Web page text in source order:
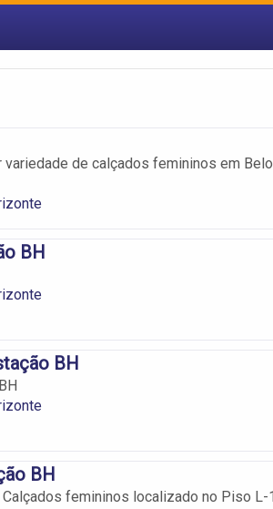
variedade de calçados femininos em Belo
BH
BH
BH
femininos localizado no Piso L-